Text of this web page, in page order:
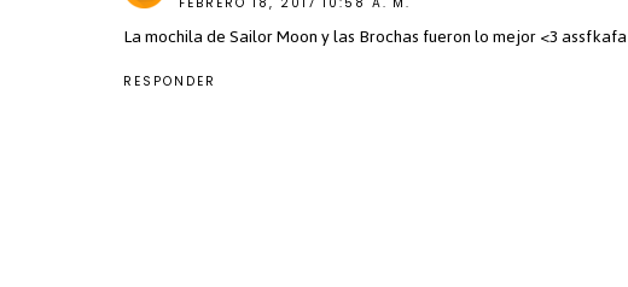
La mochila de Sailor Moon y las Brochas fueron lo mejor <3 assfkafa
RESPONDER